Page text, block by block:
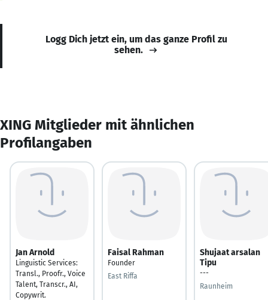
Logg Dich jetzt ein, um das ganze Profil zu
sehen.
XING Mitglieder mit ähnlichen
Profilangaben
Jan Arnold
Linguistic Services:
Transl., Proofr., Voice
Talent, Transcr., AI,
Copywrit.
Faisal Rahman
Founder
East Riffa
Shujaat arsalan
Tipu
---
Raunheim